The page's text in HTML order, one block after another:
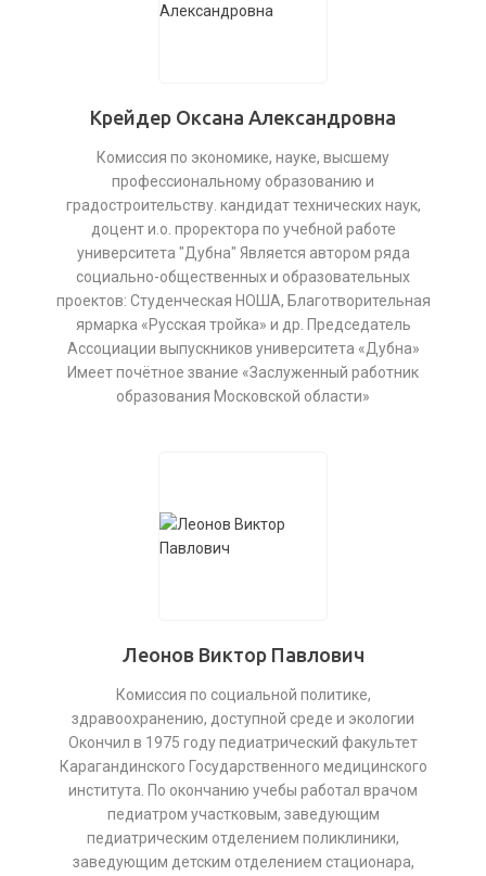
Крейдер Оксана Александровна
Комиссия по экономике, науке, высшему
профессиональному образованию и
градостроительству. кандидат технических наук,
доцент и.о. проректора по учебной работе
университета "Дубна" Является автором ряда
социально-общественных и образовательных
проектов: Студенческая НОША, Благотворительная
ярмарка «Русская тройка» и др. Председатель
Ассоциации выпускников университета «Дубна»
Имеет почётное звание «Заслуженный работник
образования Московской области»
Леонов Виктор Павлович
Комиссия по социальной политике,
здравоохранению, доступной среде и экологии
Окончил в 1975 году педиатрический факультет
Карагандинского Государственного медицинского
института. По окончанию учебы работал врачом
педиатром участковым, заведующим
педиатрическим отделением поликлиники,
заведующим детским отделением стационара,